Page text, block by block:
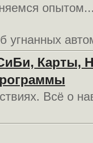
угнанных
Карты,
Всё о